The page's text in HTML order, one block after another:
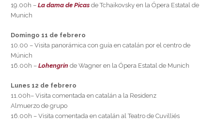
19.00h –La dama de Picas de Tchaikovsky en la Ópera Estatal de
Munich
Domingo 11 de febrero
10.00 – Visita panorámica con guía en catalán por el centro de
Múnich
16.00h –Lohengrin de Wagner en la Ópera Estatal de Munich
Lunes 12 de febrero
11.00h– Visita comentada en catalán a la Residenz
Almuerzo de grupo
16.00h – Visita comentada en catalán al Teatro de Cuvilliés